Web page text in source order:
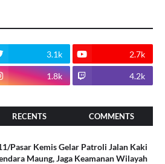
3.1k 2.7k
1.8k 4.2k
RECENTS COMMENTS
Pasar Kemis Gelar Patroli Jalan Kaki
Maung, Jaga Keamanan Wilayah